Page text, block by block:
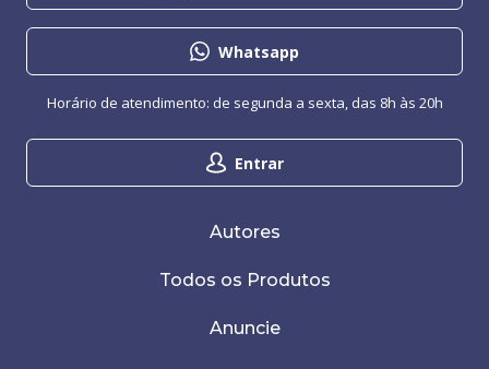
Whatsapp
Entrar
Horário de atendimento: de segunda a sexta, das 8h às 20h
Autores
Todos os Produtos
Anuncie